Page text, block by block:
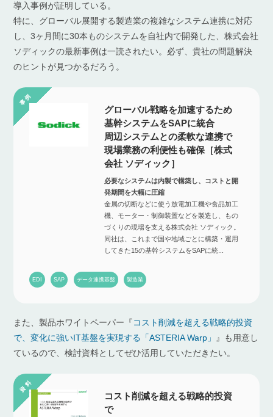
導入事例が証明している。
特に、グローバル展開する製造業の複雑なシステム連携に対応
し、3ヶ月間に30本ものシステムを自社内で開発した、株式会社
ソディックの最新事例は一読されたい。必ず、貴社の問題解決
のヒントが見つかるだろう。
グローバル戦略を加速するため
基幹システムをSAPに統合
周辺システムとの柔軟な連携で
現場業務の利便性も確保［株式
会社 ソディック］
必要なシステムは内製で構築し、コストと開
発期間を大幅に圧縮
金属の切断などに使う放電加工機や食品加工
機、モーター・制御装置などを製造し、もの
づくりの現場を支える株式会社 ソディック。
同社は、これまで国や地域ごとに構築・運用
してきた15の基幹システムをSAPに統...
EDI SAP データ連携基盤 製造業
また、製品ホワイトペーパー『コスト削減を超える戦略的投資
で、変化に強いIT基盤を実現する「ASTERIA Warp」
』も用意し
ているので、検討資料としてぜひ活用していただきたい。
コスト削減を超える戦略的投資
で